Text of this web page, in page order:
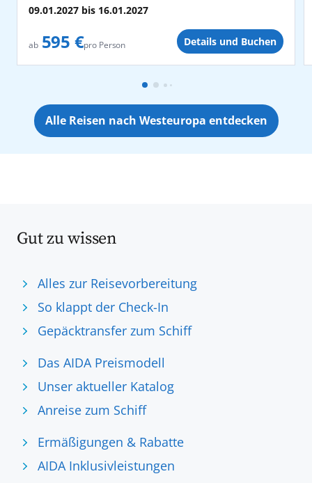
09.01.2027 bis 16.01.2027
ab 595 €pro Person Details und Buchen
Alle Reisen nach Westeuropa entdecken
Gut zu wissen
Alles zur Reisevorbereitung
So klappt der Check-In
Gepäcktransfer zum Schiff
Das AIDA Preismodell
Unser aktueller Katalog
Anreise zum Schiff
Ermäßigungen & Rabatte
AIDA Inklusivleistungen